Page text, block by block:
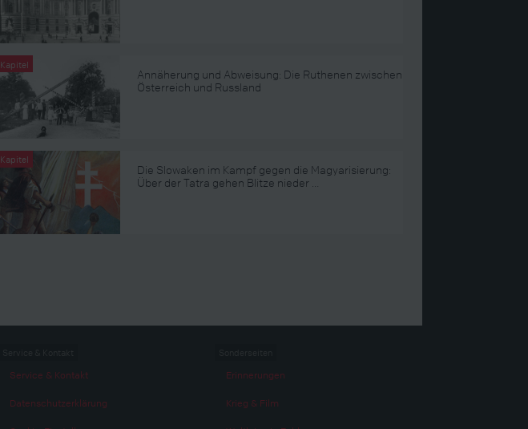
Kapitel
Annäherung und Abweisung: Die Ruthenen zwischen
Österreich und Russland
Kapitel
Die Slowaken im Kampf gegen die Magyarisierung:
Über der Tatra gehen Blitze nieder …
Service & Kontakt
Datenschutzerklärung
Erinnerungen
Krieg & Film